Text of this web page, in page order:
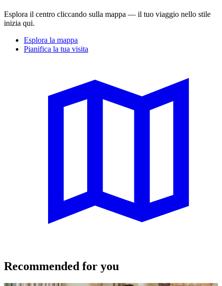
Esplora il centro cliccando sulla mappa — il tuo viaggio nello stile
inizia qui.
Esplora la mappa
Pianifica la tua visita
Recommended for you